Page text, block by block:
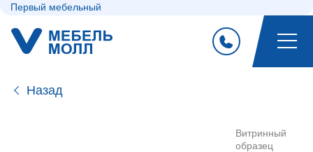
Первый мебельный
Назад
Витринный
образец